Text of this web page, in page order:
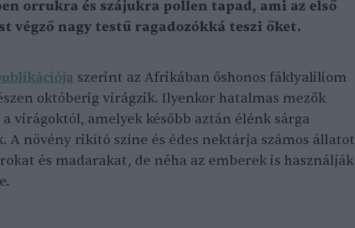
orrukra és szájukra pollen tapad, ami az első
végző nagy testű ragadozókká teszi őket.
szerint az Afrikában őshonos fáklyaliliom
októberig virágzik. Ilyenkor hatalmas mezők
virágoktól, amelyek később aztán élénk sárga
A növény rikító színe és édes nektárja számos állatot
és madarakat, de néha az emberek is használják